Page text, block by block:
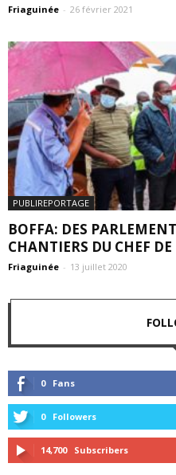
Friaguinée - 26 février 2021
PUBLIREPORTAGE
BOFFA: DES
CHANTIERS DU CHEF DE
Friaguinée - 13 juillet 2020
0 Fans
0 Followers
14,700 Subscribers